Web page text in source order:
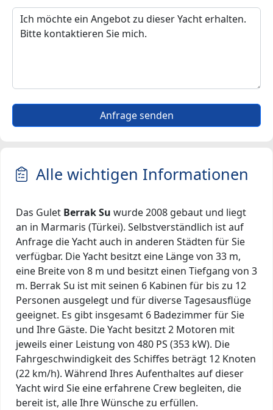
Anfrage senden
Alle wichtigen Informationen
Das Gulet Berrak Su wurde 2008 gebaut und liegt
an in Marmaris (Türkei). Selbstverständlich ist auf
Anfrage die Yacht auch in anderen Städten für Sie
verfügbar. Die Yacht besitzt eine Länge von 33 m,
eine Breite von 8 m und besitzt einen Tiefgang von 3
m. Berrak Su ist mit seinen 6 Kabinen für bis zu 12
Personen ausgelegt und für diverse Tagesausflüge
geeignet. Es gibt insgesamt 6 Badezimmer für Sie
und Ihre Gäste. Die Yacht besitzt 2 Motoren mit
jeweils einer Leistung von 480 PS (353 kW). Die
Fahrgeschwindigkeit des Schiffes beträgt 12 Knoten
(22 km/h). Während Ihres Aufenthaltes auf dieser
Yacht wird Sie eine erfahrene Crew begleiten, die
bereit ist, alle Ihre Wünsche zu erfüllen.